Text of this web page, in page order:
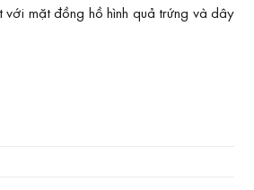
mặt đồng hồ hình quả trứng và dây